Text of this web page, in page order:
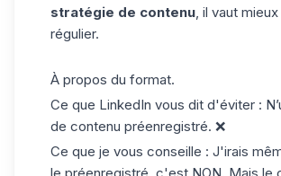
stratégie de contenu , il vaut
régulier.
À propos du format.
Ce que LinkedIn vous dit d'éviter :
de contenu préenregistré. ❌
Ce que je vous conseille : J'irais